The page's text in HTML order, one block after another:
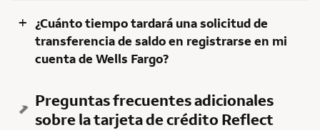
+ ¿Cuánto tiempo tardará una solicitud de
transferencia de saldo en registrarse en mi
cuenta de Wells Fargo?
Preguntas frecuentes adicionales
sobre la tarjeta de crédito Reflect